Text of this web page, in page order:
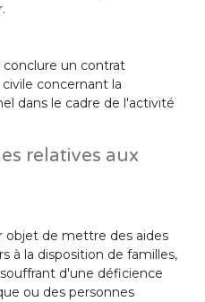
conclure un contrat
concernant la
dans le cadre de l'activité
relatives aux
objet de mettre des aides
à la disposition de familles,
d'une déficience
ou des personnes